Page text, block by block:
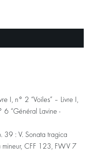
I, n° 2 “Voiles” – Livre I,
6 “Général Lavine -
39 : V. Sonata tragica
mineur, CFF 123, FWV 7